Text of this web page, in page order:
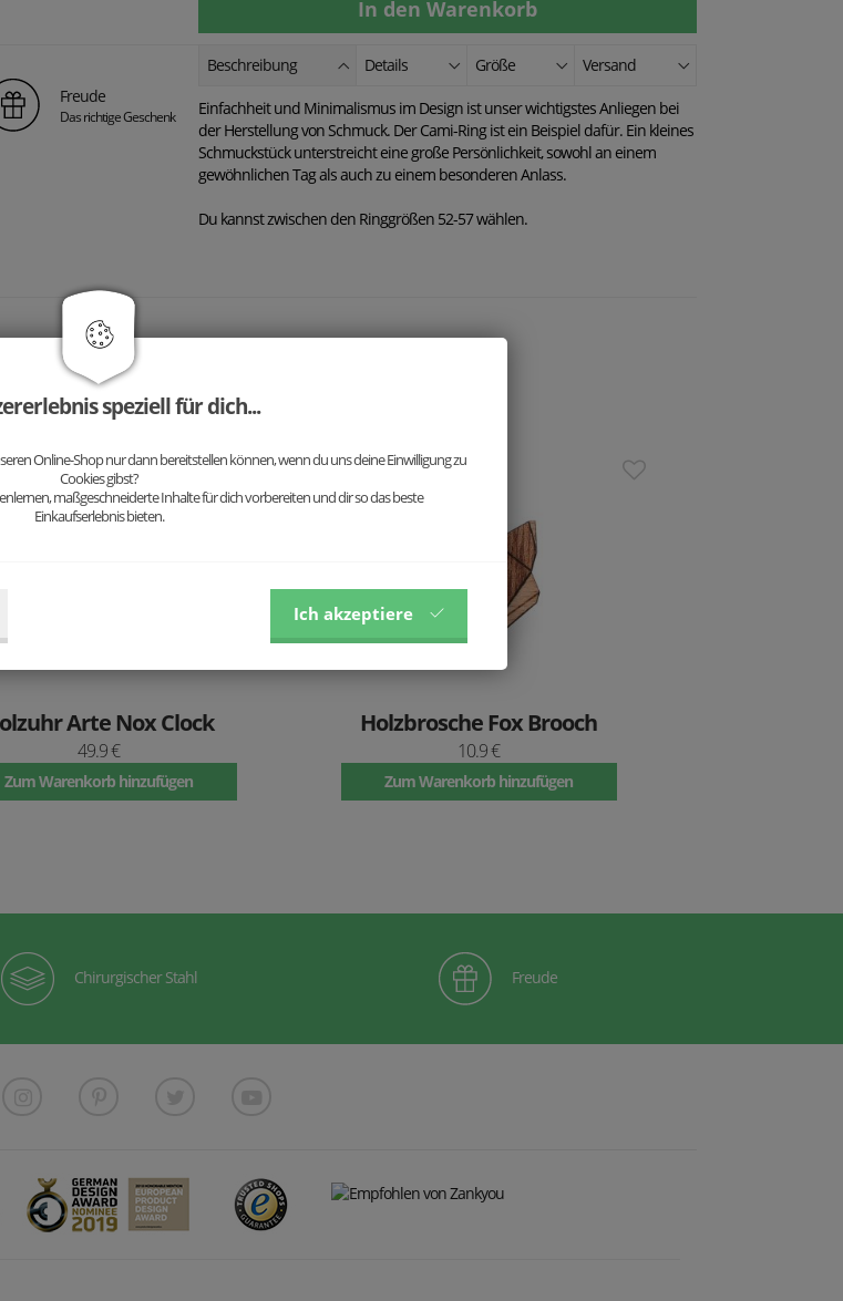
Freude
Das richtige Geschenk
Beschreibung Details Größe Versand
Einfachheit und Minimalismus im Design ist unser wichtigstes Anliegen bei
der Herstellung von Schmuck. Der Cami-Ring ist ein Beispiel dafür. Ein kleines
Schmuckstück unterstreicht eine große Persönlichkeit, sowohl an einem
gewöhnlichen Tag als auch zu einem besonderen Anlass.
Du kannst zwischen den Ringgrößen 52-57 wählen.
empfehlen dazu:
Arte Nox Clock
49.9 €
Zum Warenkorb hinzufügen
Bestseller
Holzbrosche Fox Brooch
10.9 €
Zum Warenkorb hinzufügen
Chirurgischer Stahl Freude
speziell für dich...
Online-Shop nur dann bereitstellen können, wenn du uns deine Einwilligung zu
Cookies gibst?
maßgeschneiderte Inhalte für dich vorbereiten und dir so das beste
Einkaufserlebnis bieten.
Ich akzeptiere